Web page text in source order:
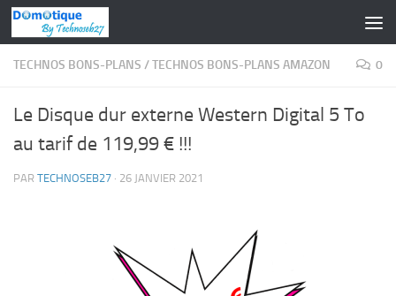
Skip to content
TECHNOS BONS-PLANS /TECHNOS BONS-PLANS AMAZON 0
Le Disque dur externe Western Digital 5 To
au tarif de 119,99 € !!!
PAR TECHNOSEB27 · 26 JANVIER 2021